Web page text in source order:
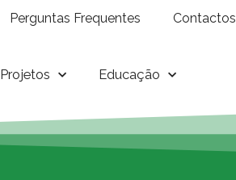
Perguntas Frequentes Contactos
Projetos Educação